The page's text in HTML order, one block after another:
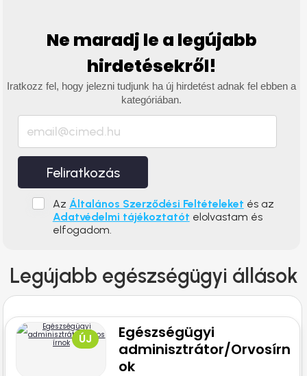
Ne maradj le a legújabb
hirdetésekről!
Iratkozz fel, hogy jelezni tudjunk ha új hirdetést adnak fel ebben a
kategóriában.
Feliratkozás
Az Általános Szerződési Feltételeket és az
Adatvédelmi tájékoztatót elolvastam és
elfogadom.
Legújabb egészségügyi állások
ÚJ
Egészségügyi
adminisztrátor/Orvosírn
ok